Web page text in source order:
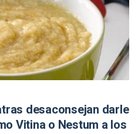
desaconsejan darle
Vitina o Nestum a los